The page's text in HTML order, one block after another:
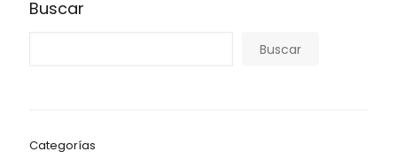
Buscar
Buscar
Categorías